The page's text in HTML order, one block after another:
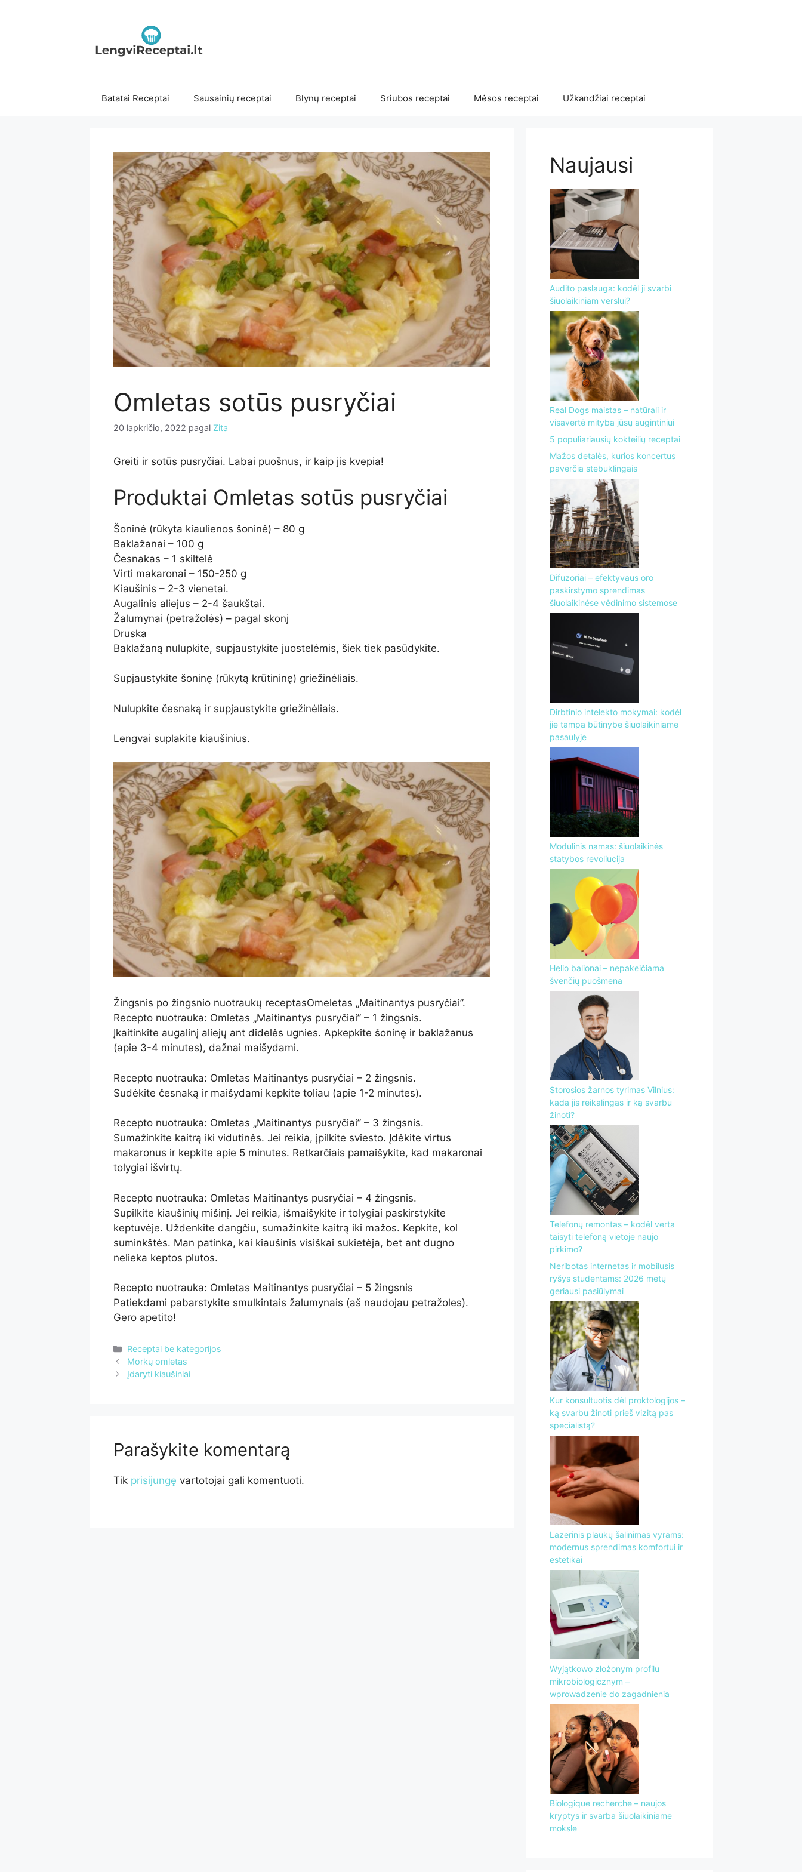
Batatai Receptai Sausainių receptai Blynų receptai Sriubos receptai Mėsos receptai Užkandžiai receptai
Omletas sotūs pusryčiai
20 lapkričio, 2022 pagal Zita
Greiti ir sotūs pusryčiai. Labai puošnus, ir kaip jis kvepia!
Produktai Omletas sotūs pusryčiai
Šoninė (rūkyta kiaulienos šoninė) – 80 g
Baklažanai – 100 g
Česnakas – 1 skiltelė
Virti makaronai – 150-250 g
Kiaušinis – 2-3 vienetai.
Augalinis aliejus – 2-4 šaukštai.
Žalumynai (petražolės) – pagal skonį
Druska
Baklažaną nulupkite, supjaustykite juostelėmis, šiek tiek pasūdykite.
Supjaustykite šoninę (rūkytą krūtininę) griežinėliais.
Nulupkite česnaką ir supjaustykite griežinėliais.
Lengvai suplakite kiaušinius.
Žingsnis po žingsnio nuotraukų receptasOmeletas „Maitinantys pusryčiai”.
Recepto nuotrauka: Omletas „Maitinantys pusryčiai” – 1 žingsnis.
Įkaitinkite augalinį aliejų ant didelės ugnies. Apkepkite šoninę ir baklažanus
(apie 3-4 minutes), dažnai maišydami.
Recepto nuotrauka: Omletas Maitinantys pusryčiai – 2 žingsnis.
Sudėkite česnaką ir maišydami kepkite toliau (apie 1-2 minutes).
Recepto nuotrauka: Omletas „Maitinantys pusryčiai” – 3 žingsnis.
Sumažinkite kaitrą iki vidutinės. Jei reikia, įpilkite sviesto. Įdėkite virtus
makaronus ir kepkite apie 5 minutes. Retkarčiais pamaišykite, kad makaronai
tolygiai išvirtų.
Recepto nuotrauka: Omletas Maitinantys pusryčiai – 4 žingsnis.
Supilkite kiaušinių mišinį. Jei reikia, išmaišykite ir tolygiai paskirstykite
keptuvėje. Uždenkite dangčiu, sumažinkite kaitrą iki mažos. Kepkite, kol
suminkštės. Man patinka, kai kiaušinis visiškai sukietėja, bet ant dugno
nelieka keptos plutos.
Recepto nuotrauka: Omletas Maitinantys pusryčiai – 5 žingsnis
Patiekdami pabarstykite smulkintais žalumynais (aš naudojau petražoles).
Gero apetito!
Kategorijos
Receptai be kategorijos
Morkų omletas
Įdaryti kiaušiniai
Parašykite komentarą
Tik prisijungę vartotojai gali komentuoti.
Naujausi
Audito paslauga: kodėl ji svarbi
šiuolaikiniam verslui?
Real Dogs maistas – natūrali ir
visavertė mityba jūsų augintiniui
5 populiariausių kokteilių receptai
Mažos detalės, kurios koncertus
paverčia stebuklingais
Difuzoriai – efektyvaus oro
paskirstymo sprendimas
šiuolaikinėse vėdinimo sistemose
Dirbtinio intelekto mokymai: kodėl
jie tampa būtinybe šiuolaikiniame
pasaulyje
Modulinis namas: šiuolaikinės
statybos revoliucija
Helio balionai – nepakeičiama
švenčių puošmena
Storosios žarnos tyrimas Vilnius:
kada jis reikalingas ir ką svarbu
žinoti?
Telefonų remontas – kodėl verta
taisyti telefoną vietoje naujo
pirkimo?
Neribotas internetas ir mobilusis
ryšys studentams: 2026 metų
geriausi pasiūlymai
Kur konsultuotis dėl proktologijos –
ką svarbu žinoti prieš vizitą pas
specialistą?
Lazerinis plaukų šalinimas vyrams:
modernus sprendimas komfortui ir
estetikai
Wyjątkowo złożonym profilu
mikrobiologicznym –
wprowadzenie do zagadnienia
Biologique recherche – naujos
kryptys ir svarba šiuolaikiniame
moksle